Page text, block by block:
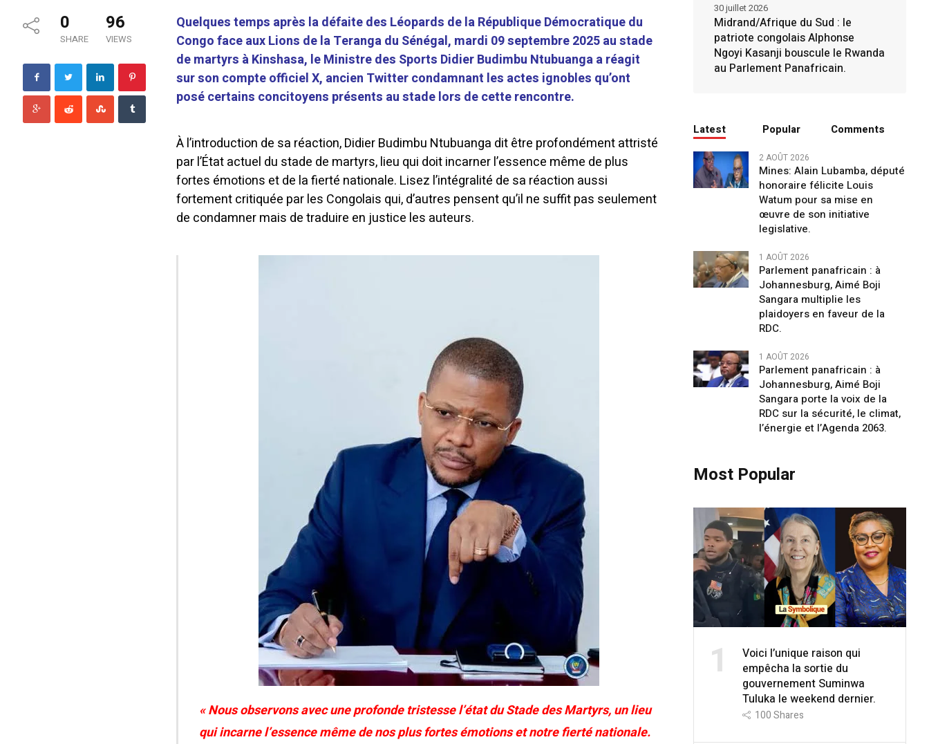
0
SHARE
96
VIEWS
Quelques temps après la défaite des Léopards de la République Démocratique du
Congo face aux Lions de la Teranga du Sénégal, mardi 09 septembre 2025 au stade
de martyrs à Kinshasa, le Ministre des Sports Didier Budimbu Ntubuanga a réagit
sur son compte officiel X, ancien Twitter condamnant les actes ignobles qu’ont
posé certains concitoyens présents au stade lors de cette rencontre.
À l’introduction de sa réaction, Didier Budimbu Ntubuanga dit être profondément attristé
par l’État actuel du stade de martyrs, lieu qui doit incarner l’essence même de plus
fortes émotions et de la fierté nationale. Lisez l’intégralité de sa réaction aussi
fortement critiquée par les Congolais qui, d’autres pensent qu’il ne suffit pas seulement
de condamner mais de traduire en justice les auteurs.
« Nous observons avec une profonde tristesse l’état du Stade des Martyrs, un lieu
qui incarne l’essence même de nos plus fortes émotions et notre fierté nationale.
Midrand/Afrique du Sud : le
patriote congolais Alphonse
Ngoyi Kasanji bouscule le Rwanda
au Parlement Panafricain.
30 juillet 2026
Latest Popular Comments
2 AOÛT 2026
Mines: Alain Lubamba, député
honoraire félicite Louis
Watum pour sa mise en
œuvre de son initiative
legislative.
1 AOÛT 2026
Parlement panafricain : à
Johannesburg, Aimé Boji
Sangara multiplie les
plaidoyers en faveur de la
RDC.
1 AOÛT 2026
Parlement panafricain : à
Johannesburg, Aimé Boji
Sangara porte la voix de la
RDC sur la sécurité, le climat,
l’énergie et l’Agenda 2063.
Most Popular
1
Voici l’unique raison qui
empêcha la sortie du
gouvernement Suminwa
Tuluka le weekend dernier.
100Shares